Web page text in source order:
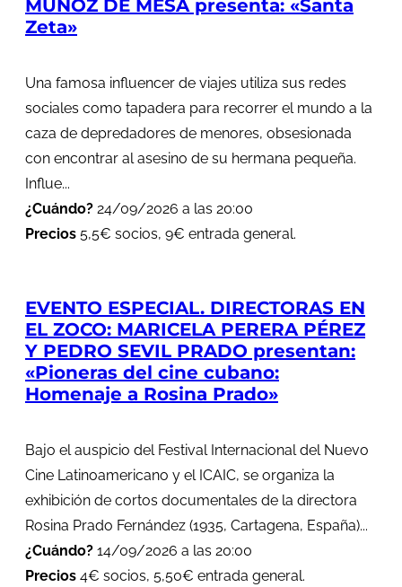
MUÑOZ DE MESA presenta: «Santa
Zeta»
Una famosa influencer de viajes utiliza sus redes
sociales como tapadera para recorrer el mundo a la
caza de depredadores de menores, obsesionada
con encontrar al asesino de su hermana pequeña.
Influe...
¿Cuándo? 24/09/2026 a las 20:00
Precios 5,5€ socios, 9€ entrada general.
EVENTO ESPECIAL. DIRECTORAS EN
EL ZOCO: MARICELA PERERA PÉREZ
Y PEDRO SEVIL PRADO presentan:
«Pioneras del cine cubano:
Homenaje a Rosina Prado»
Bajo el auspicio del Festival Internacional del Nuevo
Cine Latinoamericano y el ICAIC, se organiza la
exhibición de cortos documentales de la directora
Rosina Prado Fernández (1935, Cartagena, España)...
¿Cuándo? 14/09/2026 a las 20:00
Precios 4€ socios, 5,50€ entrada general.